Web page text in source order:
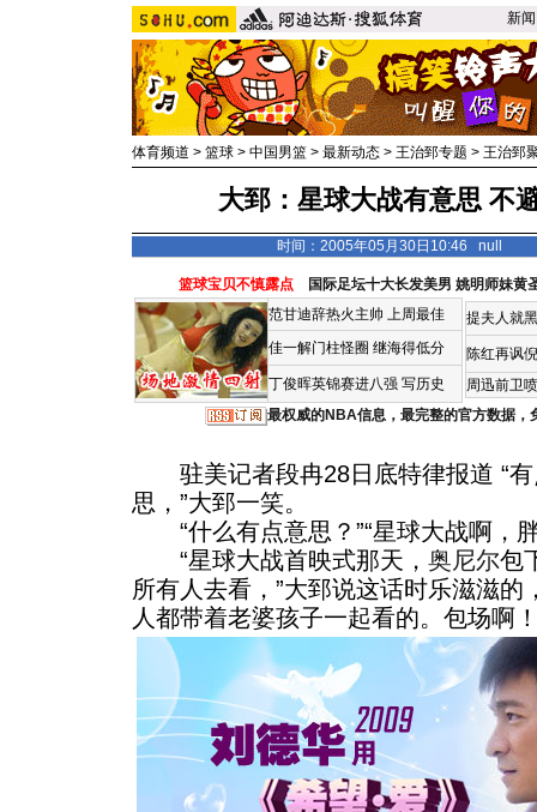
新闻
体育频道 > 篮球 > 中国男篮 > 最新动态 > 王治郅专题 > 王治郅
大郅：星球大战有意思 不
时间：2005年05月30日10:46 null
篮球宝贝不慎露点 国际足坛十大长发美男 姚明师妹黄
范甘迪辞热火主帅 上周最佳
佳一解门柱怪圈 继海得低分
丁俊晖英锦赛进八强 写历史
提夫人就
陈红再讽
周迅前卫
最权威的NBA信息，最完整的官方数据，
驻美记者段冉28日底特律报道 “有
思，”大郅一笑。
“什么有点意思？”“星球大战啊，
“星球大战首映式那天， 奥尼尔包
所有人去看，”大郅说这话时乐滋滋的
人都带着老婆孩子一起看的。 包场啊